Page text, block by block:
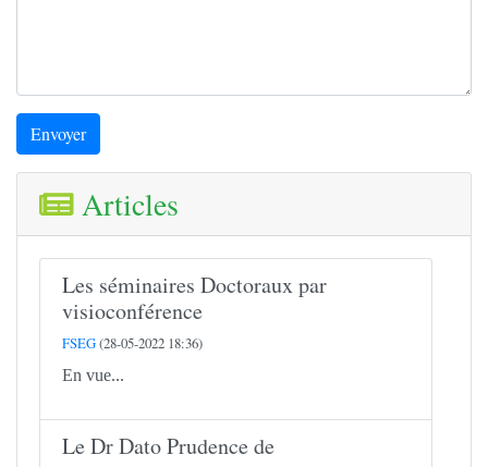
Envoyer
Articles
Les séminaires Doctoraux par
visioconférence
FSEG(28-05-2022 18:36)
En vue...
Le Dr Dato Prudence de